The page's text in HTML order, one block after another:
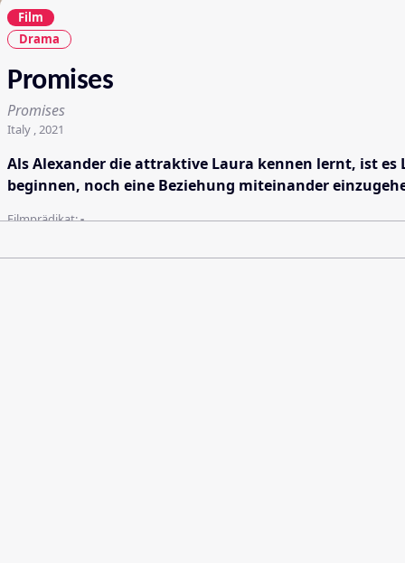
Film
Drama
Promises
Promises
Italy , 2021
Als Alexander die attraktive Laura kennen lernt, ist
beginnen, noch eine Beziehung miteinander
Filmprädikat:-